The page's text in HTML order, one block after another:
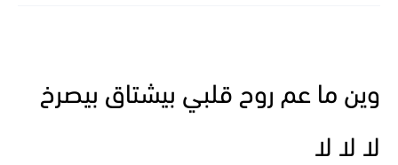
وين ما عم روح قلبي بيشتاق بيصرخ
لا لا لا